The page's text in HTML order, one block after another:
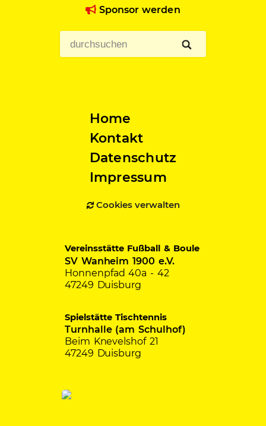
Sponsor werden
Home
Kontakt
Datenschutz
Impressum
Cookies verwalten
Vereinsstätte Fußball & Boule
SV Wanheim 1900 e.V.
Honnenpfad 40a - 42
47249 Duisburg
Spielstätte Tischtennis
Turnhalle (am Schulhof)
Beim Knevelshof 21
47249 Duisburg